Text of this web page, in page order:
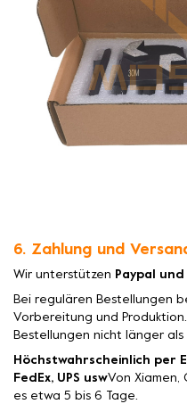
6. Zahlung und
Wir unterstützen Paypal
Bei regulären Bestellungen
Vorbereitung und
Bestellungen nicht länger als
Höchstwahrscheinlich per
FedEx, UPS uswVon Xiamen,
es etwa 5 bis 6 Tage.